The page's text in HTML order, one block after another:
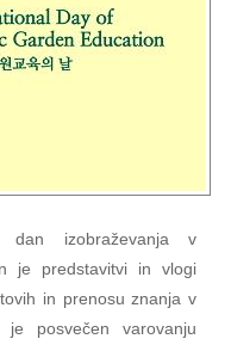
dan izobraževanja v
je predstavitvi in vlogi
in prenosu znanja v
je posvečen varovanju